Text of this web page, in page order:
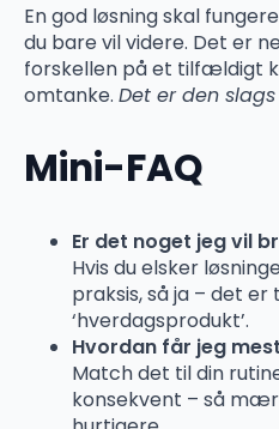
En god løsning skal
du bare vil videre. Det er
forskellen på et tilfældigt
omtanke. Det er den
Mini-FAQ
Er det noget jeg vil
Hvis du elsker
praksis, så ja – det
‘hverdagsprodukt’.
Hvordan får jeg
Match det til din
konsekvent – så